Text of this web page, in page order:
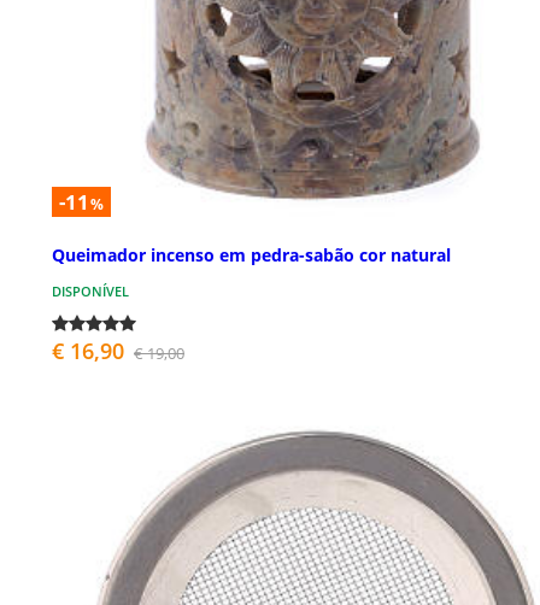
-11 %
Queimador incenso em pedra-sabão cor natural
DISPONÍVEL
€ 16,90 € 19,00